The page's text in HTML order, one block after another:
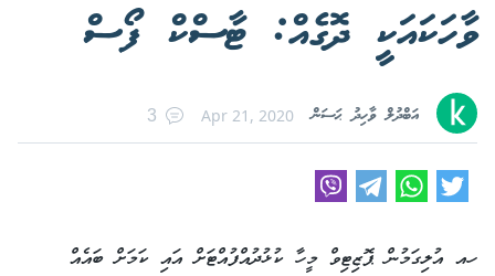
ވާހަކައަކީ ދޮގެއް: ޓާސްކް ފޯސް
އަބްދުލް ވާހިދު ޙަސަން Apr 21, 2020
3
ހއ އުލިގަމުން ޕޮޒިޓިވް މީހާ ކުޅުދުއްފުއްޓަށް އައި ކަމަށް ބައެއް